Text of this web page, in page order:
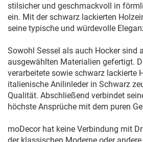
stilsicher und geschmackvoll in
ein. Mit der schwarz lackierten
seine typische und würdevolle
Sowohl Sessel als auch Hocker sind
ausgewählten Materialien gefertigt.
verarbeitete sowie schwarz lackierte
italienische Anilinleder in Schwarz
Qualität. Abschließend verbindet
höchste Ansprüche mit dem puren
moDecor hat keine Verbindung mit
der klassischen Moderne oder